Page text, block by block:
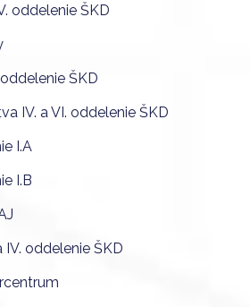
oddelenie ŠKD
ŠKD
IV. a VI. oddelenie ŠKD
I.A
I.B
oddelenie ŠKD